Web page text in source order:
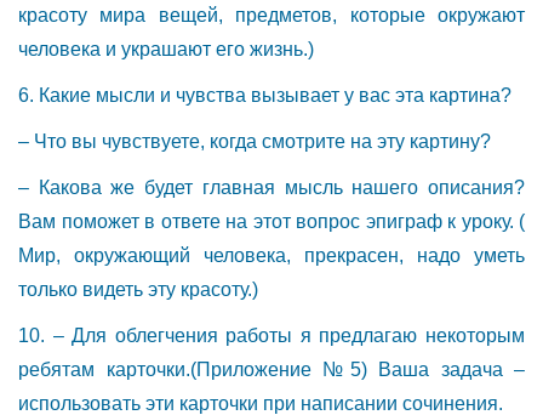
красоту мира вещей, предметов, которые окружают
человека и украшают его жизнь.)
6. Какие мысли и чувства вызывает у вас эта картина?
– Что вы чувствуете, когда смотрите на эту картину?
– Какова же будет главная мысль нашего описания?
Вам поможет в ответе на этот вопрос эпиграф к уроку. (
Мир, окружающий человека, прекрасен, надо уметь
только видеть эту красоту.)
10. – Для облегчения работы я предлагаю некоторым
ребятам карточки.(Приложение №5) Ваша задача –
использовать эти карточки при написании сочинения.